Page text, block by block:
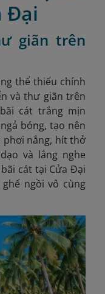
Đại
giãn trên
thể thiếu chính
và thư giãn trên
cát trắng mịn
bóng, tạo nên
phơi nắng, hít thở
và lắng nghe
cát tại Cửa Đại
ngồi vô cùng